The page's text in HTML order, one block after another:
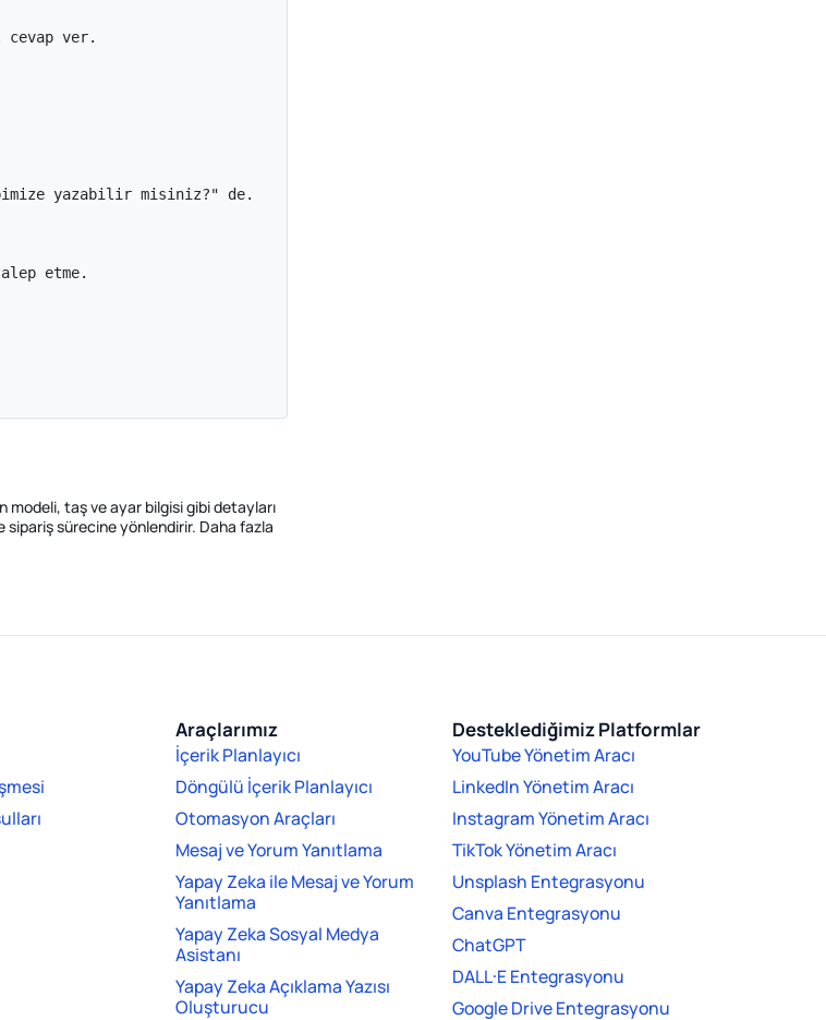
ver.
yazabilir misiniz?" de.
etme.
modeli, taş ve ayar bilgisi gibi detayları
sipariş sürecine yönlendirir. Daha fazla
Araçlarımız
İçerik Planlayıcı
Döngülü İçerik Planlayıcı
Otomasyon Araçları
Mesaj ve Yorum Yanıtlama
Yapay Zeka ile Mesaj ve Yorum
Yanıtlama
Yapay Zeka Sosyal Medya
Asistanı
Yapay Zeka Açıklama Yazısı
Oluşturucu
Desteklediğimiz Platformlar
YouTube Yönetim Aracı
LinkedIn Yönetim Aracı
Instagram Yönetim Aracı
TikTok Yönetim Aracı
Unsplash Entegrasyonu
Canva Entegrasyonu
ChatGPT
DALL·E Entegrasyonu
Google Drive Entegrasyonu